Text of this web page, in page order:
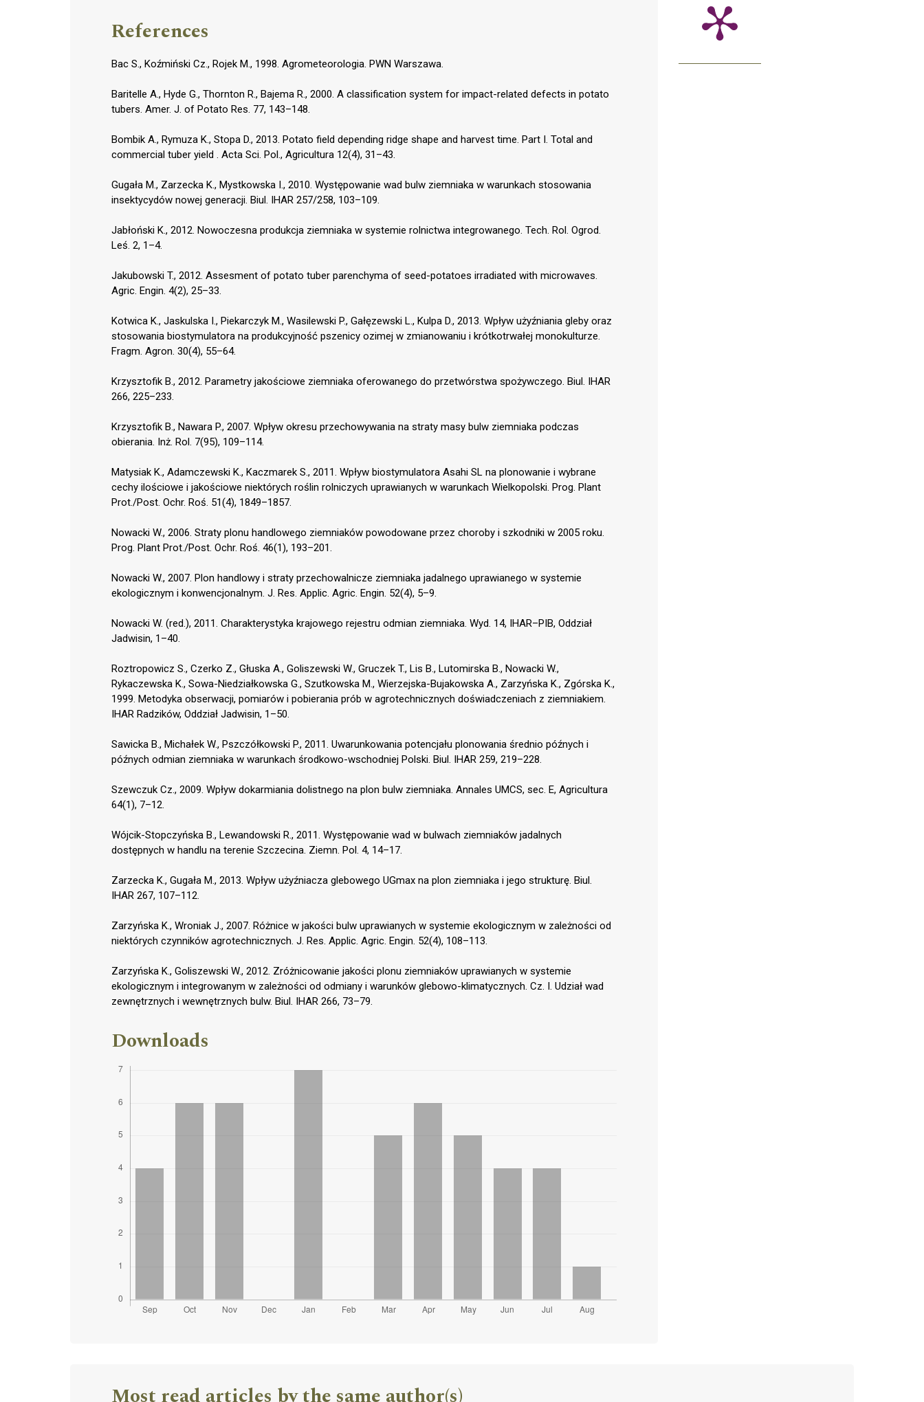
References
Bac S., Koźmiński Cz., Rojek M., 1998. Agrometeorologia. PWN Warszawa.
Baritelle A., Hyde G., Thornton R., Bajema R., 2000. A classification system for impact-related defects in potato
tubers. Amer. J. of Potato Res. 77, 143–148.
Bombik A., Rymuza K., Stopa D., 2013. Potato field depending ridge shape and harvest time. Part I. Total and
commercial tuber yield . Acta Sci. Pol., Agricultura 12(4), 31–43.
Gugała M., Zarzecka K., Mystkowska I., 2010. Występowanie wad bulw ziemniaka w warunkach stosowania
insektycydów nowej generacji. Biul. IHAR 257/258, 103–109.
Jabłoński K., 2012. Nowoczesna produkcja ziemniaka w systemie rolnictwa integrowanego. Tech. Rol. Ogrod.
Leś. 2, 1–4.
Jakubowski T., 2012. Assesment of potato tuber parenchyma of seed-potatoes irradiated with microwaves.
Agric. Engin. 4(2), 25–33.
Kotwica K., Jaskulska I., Piekarczyk M., Wasilewski P., Gałęzewski L., Kulpa D., 2013. Wpływ użyźniania gleby oraz
stosowania biostymulatora na produkcyjność pszenicy ozimej w zmianowaniu i krótkotrwałej monokulturze.
Fragm. Agron. 30(4), 55–64.
Krzysztofik B., 2012. Parametry jakościowe ziemniaka oferowanego do przetwórstwa spożywczego. Biul. IHAR
266, 225–233.
Krzysztofik B., Nawara P., 2007. Wpływ okresu przechowywania na straty masy bulw ziemniaka podczas
obierania. Inż. Rol. 7(95), 109–114.
Matysiak K., Adamczewski K., Kaczmarek S., 2011. Wpływ biostymulatora Asahi SL na plonowanie i wybrane
cechy ilościowe i jakościowe niektórych roślin rolniczych uprawianych w warunkach Wielkopolski. Prog. Plant
Prot./Post. Ochr. Roś. 51(4), 1849–1857.
Nowacki W., 2006. Straty plonu handlowego ziemniaków powodowane przez choroby i szkodniki w 2005 roku.
Prog. Plant Prot./Post. Ochr. Roś. 46(1), 193–201.
Nowacki W., 2007. Plon handlowy i straty przechowalnicze ziemniaka jadalnego uprawianego w systemie
ekologicznym i konwencjonalnym. J. Res. Applic. Agric. Engin. 52(4), 5–9.
Nowacki W. (red.), 2011. Charakterystyka krajowego rejestru odmian ziemniaka. Wyd. 14, IHAR–PIB, Oddział
Jadwisin, 1–40.
Roztropowicz S., Czerko Z., Głuska A., Goliszewski W., Gruczek T., Lis B., Lutomirska B., Nowacki W.,
Rykaczewska K., Sowa-Niedziałkowska G., Szutkowska M., Wierzejska-Bujakowska A., Zarzyńska K., Zgórska K.,
1999. Metodyka obserwacji, pomiarów i pobierania prób w agrotechnicznych doświadczeniach z ziemniakiem.
IHAR Radzików, Oddział Jadwisin, 1–50.
Sawicka B., Michałek W., Pszczółkowski P., 2011. Uwarunkowania potencjału plonowania średnio późnych i
późnych odmian ziemniaka w warunkach środkowo-wschodniej Polski. Biul. IHAR 259, 219–228.
Szewczuk Cz., 2009. Wpływ dokarmiania dolistnego na plon bulw ziemniaka. Annales UMCS, sec. E, Agricultura
64(1), 7–12.
Wójcik-Stopczyńska B., Lewandowski R., 2011. Występowanie wad w bulwach ziemniaków jadalnych
dostępnych w handlu na terenie Szczecina. Ziemn. Pol. 4, 14–17.
Zarzecka K., Gugała M., 2013. Wpływ użyźniacza glebowego UGmax na plon ziemniaka i jego strukturę. Biul.
IHAR 267, 107–112.
Zarzyńska K., Wroniak J., 2007. Różnice w jakości bulw uprawianych w systemie ekologicznym w zależności od
niektórych czynników agrotechnicznych. J. Res. Applic. Agric. Engin. 52(4), 108–113.
Zarzyńska K., Goliszewski W., 2012. Zróżnicowanie jakości plonu ziemniaków uprawianych w systemie
ekologicznym i integrowanym w zależności od odmiany i warunków glebowo-klimatycznych. Cz. I. Udział wad
zewnętrznych i wewnętrznych bulw. Biul. IHAR 266, 73–79.
Downloads
Most read articles by the same author(s)